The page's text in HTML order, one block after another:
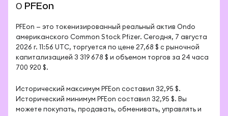
О PFEon
PFEon — это токенизированный реальный актив Ondo
американского Common Stock Pfizer. Сегодня, 7 августа
2026 г. 11:56 UTC, торгуется по цене 27,68 $ с рыночной
капитализацией 3 319 678 $ и объемом торгов за 24 часа
700 920 $.
Исторический максимум PFEon составил 32,95 $.
Исторический минимум PFEon составил 32,95 $. Вы
можете покупать, продавать, обменивать, управлять и